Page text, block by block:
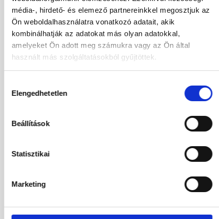
média-, hirdető- és elemező partnereinkkel megosztjuk az
Ön weboldalhasználatra vonatkozó adatait, akik
kombinálhatják az adatokat más olyan adatokkal,
amelyeket Ön adott meg számukra vagy az Ön által
használt más szolgáltatásokból gyűjtöttek.
kiválasztása
Elengedhetetlen
Beállítások
Statisztikai
Marketing
All Inclusive
522 456HUF
Felnőttek,0 Kiválasztás
06.12.2026- 10.12.2026(4 Éjszaka)
Kétágyas Standard Szoba
470 560
Kétágyas Standard Szoba
454 560HUF